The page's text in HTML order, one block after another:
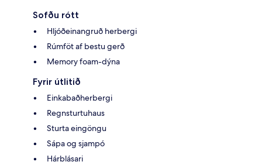
Sofðu rótt
Hljóðeinangruð herbergi
Rúmföt af bestu gerð
Memory foam-dýna
Fyrir útlitið
Einkabaðherbergi
Regnsturtuhaus
Sturta eingöngu
Sápa og sjampó
Hárblásari